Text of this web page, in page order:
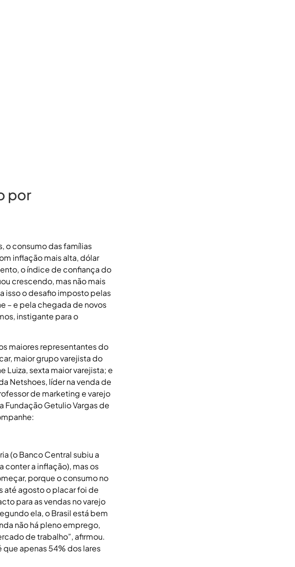
por
o consumo das famílias
inflação mais alta, dólar
o índice de confiança do
crescendo, mas não mais
isso o desafio imposto pelas
– e pela chegada de novos
instigante para o
maiores representantes do
maior grupo varejista do
Luiza, sexta maior varejista; e
Netshoes, líder na venda de
de marketing e varejo
Fundação Getulio Vargas de
(o Banco Central subiu a
conter a inflação), mas os
porque o consumo no
até agosto o placar foi de
para as vendas no varejo
ela, o Brasil está bem
não há pleno emprego,
de trabalho”, afirmou.
que apenas 54% dos lares